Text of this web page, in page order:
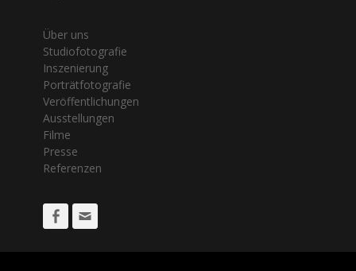
Über uns
Studiofotografie
Inszenierung
Porträtfotografie
Veröffentlichungen
Ausstellungen
Filme
Presse
Referenzen
Facebook